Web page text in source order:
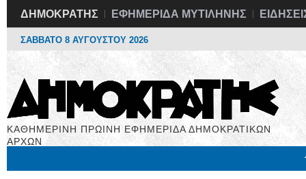
ΔΗΜΟΚΡΑΤΗΣ ΕΦΗΜΕΡΙΔΑ ΜΥΤΙΛΗΝΗΣ
ΣΑΒΒΑΤΟ 8 ΑΥΓΟΥΣΤΟΥ 2026
ΚΑΘΗΜΕΡΙΝΗ ΠΡΩΙΝΗ ΕΦΗΜΕΡΙΔΑ ΔΗΜΟΚΡΑΤΙΚΩΝ
ΑΡΧΩΝ